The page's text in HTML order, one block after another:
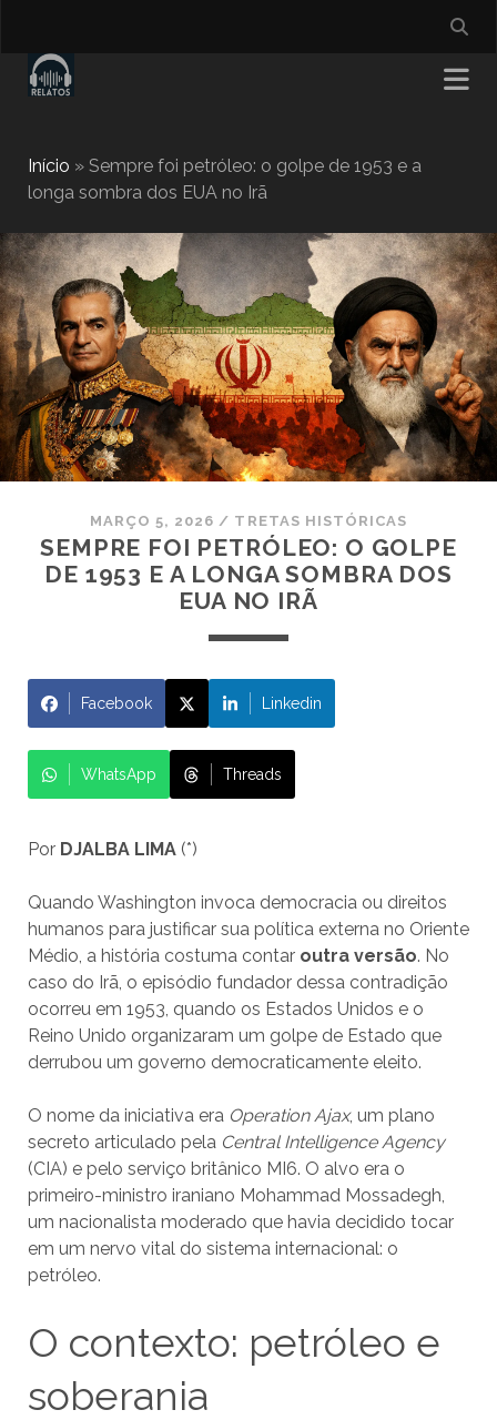
Início » Sempre foi petróleo: o golpe de 1953 e a
longa sombra dos EUA no Irã
MARÇO 5, 2026 / TRETAS HISTÓRICAS
SEMPRE FOI PETRÓLEO: O GOLPE
DE 1953 E A LONGA SOMBRA DOS
EUA NO IRÃ
Facebook Linkedin
WhatsApp Threads
Por DJALBA LIMA(*)
Quando Washington invoca democracia ou direitos
humanos para justificar sua política externa no Oriente
Médio, a história costuma contar outra versão. No
caso do Irã, o episódio fundador dessa contradição
ocorreu em 1953, quando os Estados Unidos e o
Reino Unido organizaram um golpe de Estado que
derrubou um governo democraticamente eleito.
O nome da iniciativa era Operation Ajax, um plano
secreto articulado pelaCentral Intelligence Agency
(CIA) e pelo serviço britânico MI6. O alvo era o
primeiro-ministro iraniano Mohammad Mossadegh,
um nacionalista moderado que havia decidido tocar
em um nervo vital do sistema internacional: o
petróleo.
O contexto: petróleo e
soberania